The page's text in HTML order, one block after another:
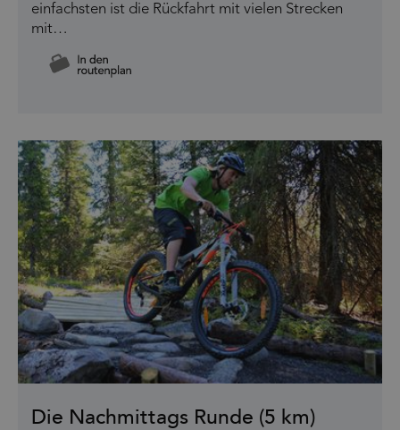
einfachsten ist die Rückfahrt mit vielen Strecken
mit…
Die Nachmittags Runde (5 km)